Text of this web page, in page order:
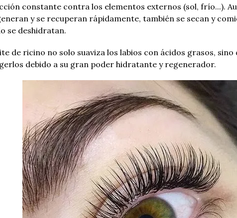
constante contra los elementos externos (sol, frío...).
y se recuperan rápidamente, también se secan y
se deshidratan.
de ricino no solo suaviza los labios con ácidos grasos, sino
debido a su gran poder hidratante y regenerador.